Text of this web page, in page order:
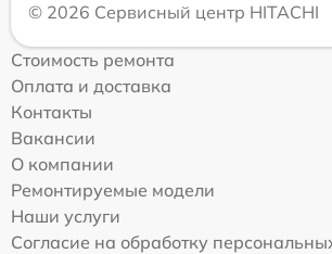
© 2026 Сервисный центр HITACHI
Стоимость ремонта
Оплата и доставка
Контакты
Вакансии
О компании
Ремонтируемые модели
Наши услуги
Согласие на обработку